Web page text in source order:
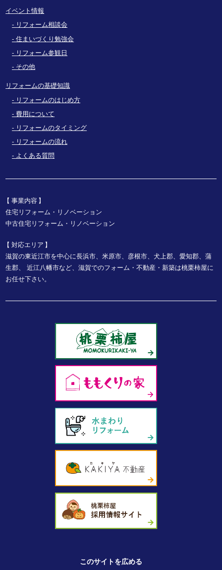
イベント情報
リフォーム相談会
住まいづくり勉強会
リフォーム参観日
その他
リフォームの基礎知識
リフォームのはじめ方
費用について
リフォームのタイミング
リフォームの流れ
よくある質問
事業内容
住宅リフォーム・リノベーション
中古住宅リフォーム・リノベーション
対応エリア
滋賀の東近江市を中心に長浜市、米原市、彦根市、犬上郡、愛知郡、蒲
生郡、
近江八幡市など、滋賀でのフォーム・不動産・新築は桃栗柿屋に
お任せ下さい。
このサイトを広める